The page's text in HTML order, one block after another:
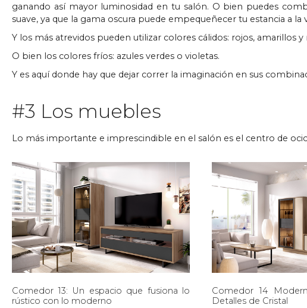
ganando así mayor luminosidad en tu salón. O bien puedes
suave, ya que la gama oscura puede empequeñecer tu estancia a
Y los más atrevidos pueden utilizar colores cálidos: rojos, amarillos y
O bien los colores fríos: azules verdes o violetas.
Y es aquí donde hay que dejar correr la imaginación en sus
#3 Los muebles
Lo más importante e imprescindible en el salón es el centro de
Comedor 13: Un espacio que fusiona lo
rústico con lo moderno
Comedor 14
Detalles de Cristal